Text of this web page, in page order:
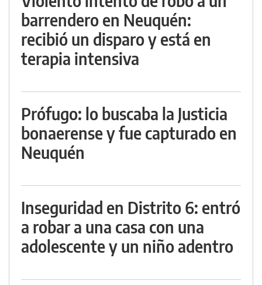
barrendero en Neuquén:
recibió un disparo y está en
terapia intensiva
Prófugo: lo buscaba la Justicia
bonaerense y fue capturado en
Neuquén
Inseguridad en Distrito 6: entró
a robar a una casa con una
adolescente y un niño adentro